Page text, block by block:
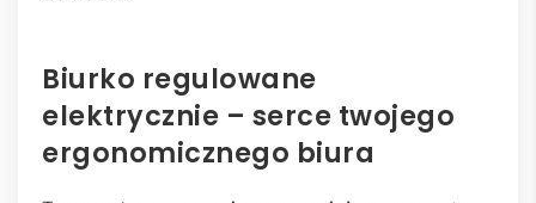
Biurko regulowane
elektrycznie – serce twojego
ergonomicznego biura